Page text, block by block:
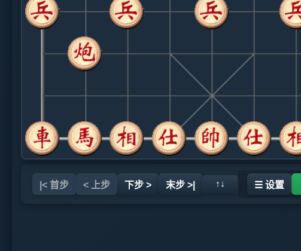
|< 首步 < 上步 下步 > 末步 >| ↑↓ ☰ 设置